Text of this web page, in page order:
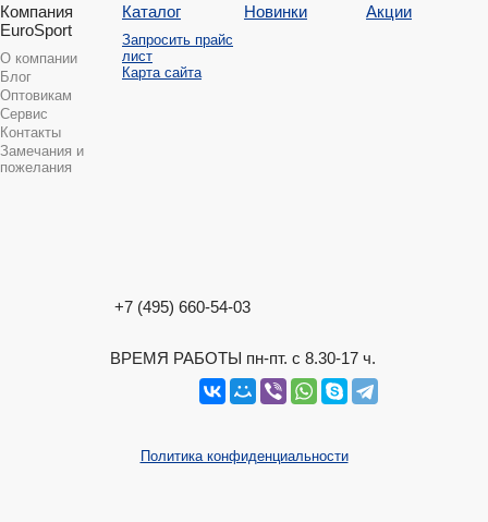
Компания
EuroSport
О компании
Блог
Оптовикам
Сервис
Контакты
Замечания и
пожелания
Каталог
Запросить прайс
лист
Карта сайта
Новинки Акции
+7 (495) 660-54-03
ВРЕМЯ РАБОТЫ пн-пт. с 8.30-17 ч.
Политика конфиденциальности